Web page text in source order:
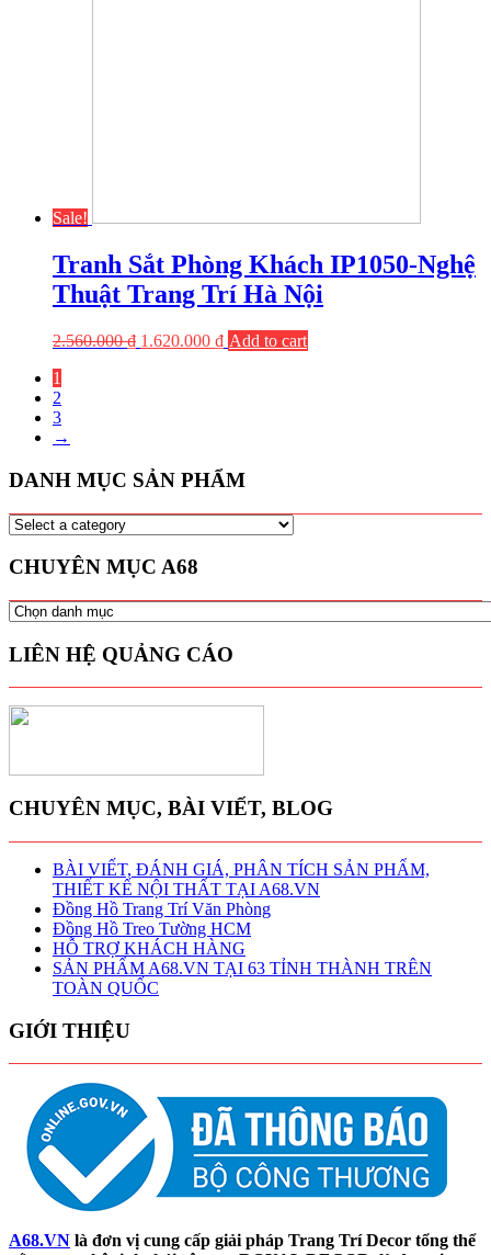
Sale!
Tranh Sắt Phòng Khách IP1050-Nghệ
Thuật Trang Trí Hà Nội
2.560.000₫ 1.620.000 ₫ Add to cart
1
2
3
→
DANH MỤC SẢN PHẨM
CHUYÊN MỤC A68
CHUYÊN
A68
LIÊN HỆ QUẢNG CÁO
CHUYÊN MỤC, BÀI VIẾT, BLOG
BÀI VIẾT, ĐÁNH GIÁ, PHÂN TÍCH SẢN PHẨM,
THIẾT KẾ NỘI THẤT TẠI A68.VN
Đồng Hồ Trang Trí Văn Phòng
Đồng Hồ Treo Tường HCM
HỖ TRỢ KHÁCH HÀNG
SẢN PHẨM A68.VN TẠI 63 TỈNH THÀNH TRÊN
TOÀN QUỐC
GIỚI THIỆU
A68.VN là đơn vị cung cấp giải pháp Trang Trí Decor tổng thể